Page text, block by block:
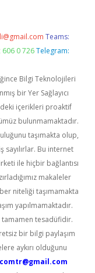
Teams:
0 726 Telegram:
Bilgi Teknolojileri
bir Yer Sağlayıcı
içerikleri proaktif
bulunmamaktadır.
taşımakta olup,
Bu internet
ile hiçbir bağlantısı
makaleler
niteliği taşımamakta
yapılmamaktadır.
tesadüfidir.
bir bilgi paylaşım
aykırı olduğunu